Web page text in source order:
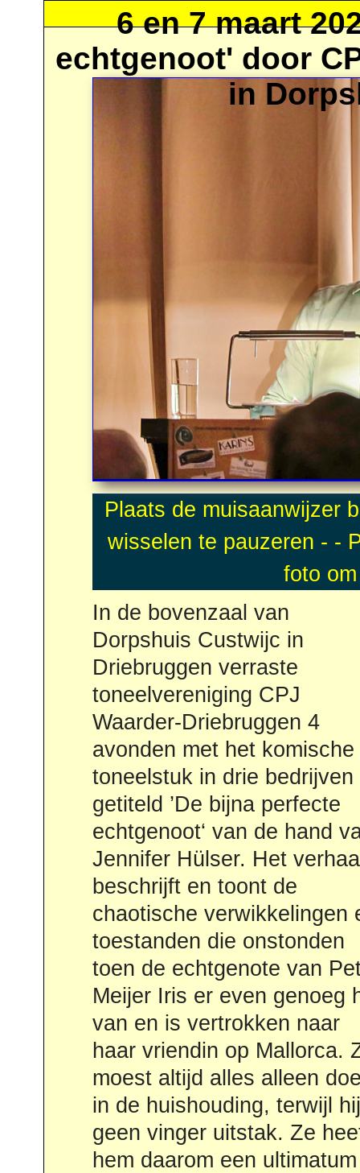
In de bovenzaal van
Dorpshuis Custwijc in
Driebruggen verraste
toneelvereniging CPJ
Waarder-Driebruggen 4
avonden met het komische
toneelstuk in drie bedrijven
getiteld ’De bijna perfecte
echtgenoot‘ van de hand
Jennifer Hülser. Het verhaal
beschrijft en toont de
chaotische verwikkelingen
toestanden die onstonden
toen de echtgenote van
Meijer Iris er even genoeg had
van en is vertrokken naar
haar vriendin op Mallorca. Ze
moest altijd alles alleen
in de huishouding, terwijl hij
geen vinger uitstak. Ze heeft
hem daarom een ultimatum
ook een andere
bemoeizuchtige buurvrouw
Elly Slot zich met de zaak
gaat bemoeien, vanwege
weer andere bijkomende
complicaties, een
ongediertebestrijder laat
komen, dan is de chaos echt
compleet. Peter Meijer
echtgenote Iris werden
gespeeld door Jelle
Zwanenburg en Lieke
Jong. Willeke Broekhuizen
was Frieda, de moeder
Iris en Eline Dijkshoorn
Peter’s vriend Olaf.
Buurvrouw Diana Blauw werd
gespeeld door Annika
en bemoeizuchtige buurvrouw
Elly door Serina Bosman. Noa
Riedijk vertolkte de rol van